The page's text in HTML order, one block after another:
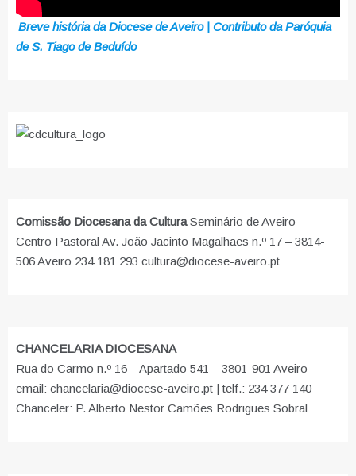
Breve história da Diocese de Aveiro | Contributo da Paróquia
de S. Tiago de Beduído
Comissão Diocesana da CulturaSeminário de Aveiro –
Centro Pastoral Av. João Jacinto Magalhaes n.º 17 – 3814-
506 Aveiro 234 181 293 cultura@diocese-aveiro.pt
CHANCELARIA DIOCESANA
Rua do Carmo n.º 16 – Apartado 541 – 3801-901 Aveiro
email: chancelaria@diocese-aveiro.pt | telf.: 234 377 140
Chanceler: P. Alberto Nestor Camões Rodrigues Sobral